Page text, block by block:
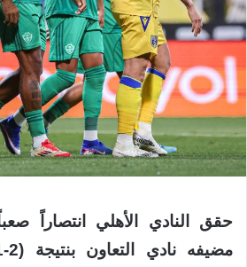
حقق النادي الأهلي انتصاراً